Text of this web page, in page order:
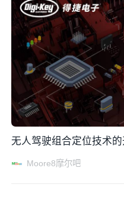
无人驾驶组合定位技术的
Moore8摩尔吧